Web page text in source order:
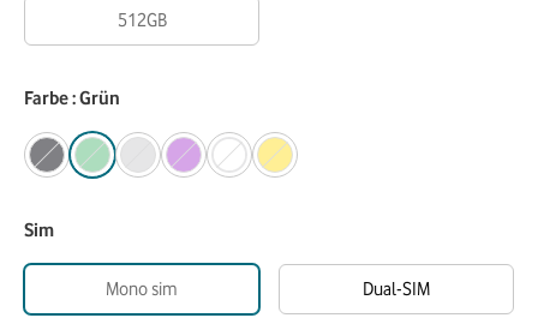
512GB
Farbe : Grün
Sim
Mono sim Dual-SIM